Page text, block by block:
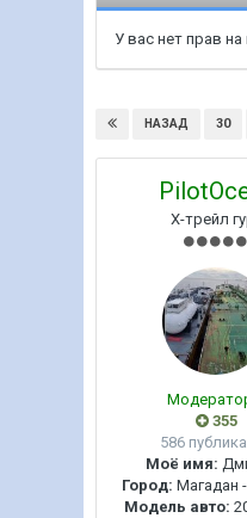
У вас нет прав
НАЗАД 30
Х-трейл
355
586
Моё имя:
Город: Магадан
Модель авто: